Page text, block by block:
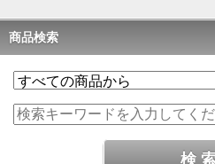
商品検索